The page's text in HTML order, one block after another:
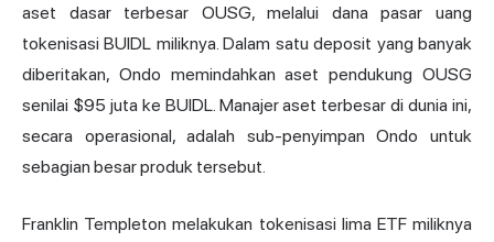
aset dasar terbesar OUSG, melalui dana pasar uang
tokenisasi BUIDL miliknya. Dalam satu deposit yang banyak
diberitakan, Ondo memindahkan aset pendukung OUSG
senilai $95 juta ke BUIDL. Manajer aset terbesar di dunia ini,
secara operasional, adalah sub-penyimpan Ondo untuk
sebagian besar produk tersebut.
Franklin Templeton melakukan tokenisasi lima ETF miliknya